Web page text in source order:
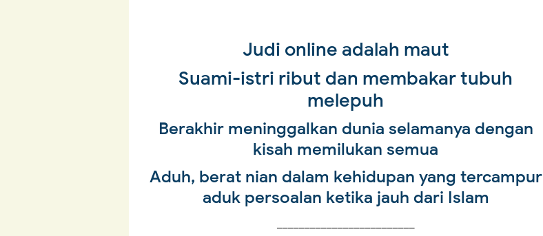
Judi online adalah maut
Suami-istri ribut dan membakar tubuh
melepuh
Berakhir meninggalkan dunia selamanya dengan
kisah memilukan semua
Aduh, berat nian dalam kehidupan yang tercampur
aduk persoalan ketika jauh dari Islam